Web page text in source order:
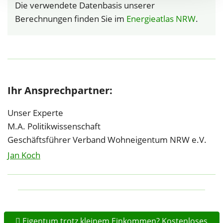
Die verwendete Datenbasis unserer
Berechnungen finden Sie im Energieatlas NRW.
Ihr Ansprechpartner:
Unser Experte
M.A. Politikwissenschaft
Geschäftsführer Verband Wohneigentum NRW e.V.
Jan Koch